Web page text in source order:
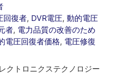
回復者, DVR電圧, 動的電圧
者, 電力品質の改善のため
電圧回復者価格, 電圧修復
クトロニクステクノロジー